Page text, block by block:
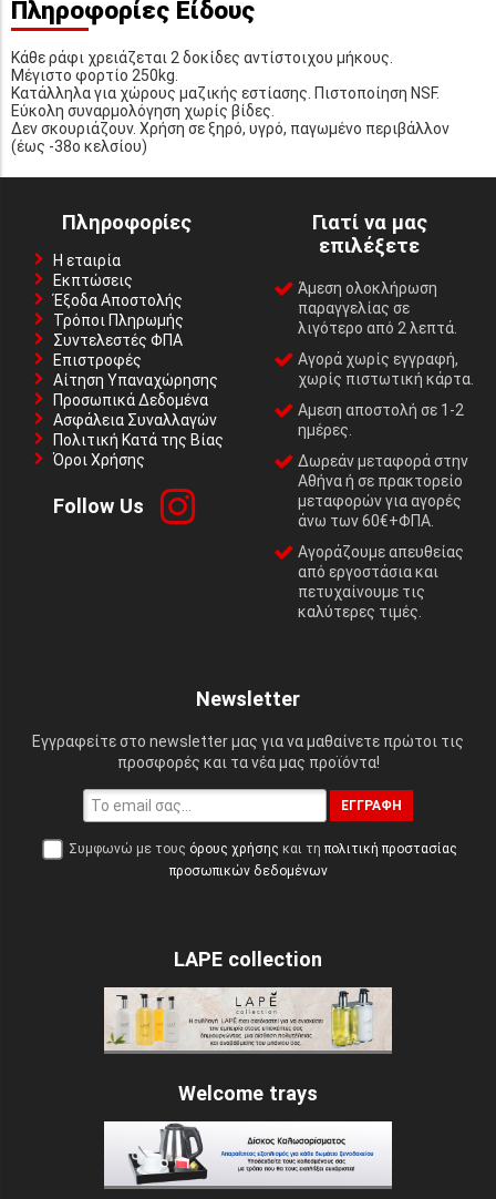
Πληροφορίες Είδους
Κάθε ράφι χρειάζεται 2 δοκίδες αντίστοιχου μήκους.
Μέγιστο φορτίο 250kg.
Κατάλληλα για χώρους μαζικής εστίασης. Πιστοποίηση NSF.
Εύκολη συναρμολόγηση χωρίς βίδες.
Δεν σκουριάζουν. Χρήση σε ξηρό, υγρό, παγωμένο περιβάλλον
(έως -38o κελσίου)
Πληροφορίες
Η εταιρία
Εκπτώσεις
Έξοδα Αποστολής
Τρόποι Πληρωμής
Συντελεστές ΦΠΑ
Επιστροφές
Αίτηση Υπαναχώρησης
Προσωπικά Δεδομένα
Ασφάλεια Συναλλαγών
Πολιτική Κατά της Βίας
Όροι Χρήσης
Follow Us
Γιατί να μας
επιλέξετε
Άμεση ολοκλήρωση
παραγγελίας σε
λιγότερο από 2 λεπτά.
Αγορά χωρίς εγγραφή,
χωρίς πιστωτική κάρτα.
Αμεση αποστολή σε 1-2
ημέρες.
Δωρεάν μεταφορά στην
Αθήνα ή σε πρακτορείο
μεταφορών για αγορές
άνω των 60€+ΦΠΑ.
Αγοράζουμε απευθείας
από εργοστάσια και
πετυχαίνουμε τις
καλύτερες τιμές.
Newsletter
Εγγραφείτε στο newsletter μας για να μαθαίνετε πρώτοι τις
προσφορές και τα νέα μας προϊόντα!
ΕΓΓΡΑΦΉ
Συμφωνώ με τους όρους χρήσης και τη πολιτική προστασίας
προσωπικών δεδομένων
LAPE collection
Welcome trays